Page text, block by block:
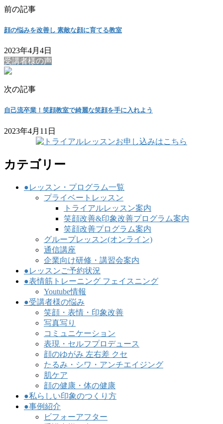
前の記事
顔の悩みを改善し 素敵な顔に育てる教室
2023年4月4日
受講者様の声
次の記事
自己流卒業！笑顔教室で綺麗な笑顔を手に入れよう
2023年4月11日
カテゴリー
●レッスン・プログラム一覧
プライベートレッスン
トライアルレッスン案内
笑顔改善&印象改善プログラム案内
笑顔改善プログラム案内
グループレッスン(オンライン)
通信講座
企業向け研修・講習会案内
●レッスンご予約状況
●表情筋トレーニング フェイスニング
Youtube情報
●受講者様の悩み
笑顔・表情・印象改善
写真写り
コミュニケーション
表現・セルフプロデュース
顔のゆがみ 左右差 クセ
たるみ・シワ・アンチエイジング
肌ケア
顔の健康・体の健康
●私らしい印象のつくり方
●事例紹介
ビフォーアフター